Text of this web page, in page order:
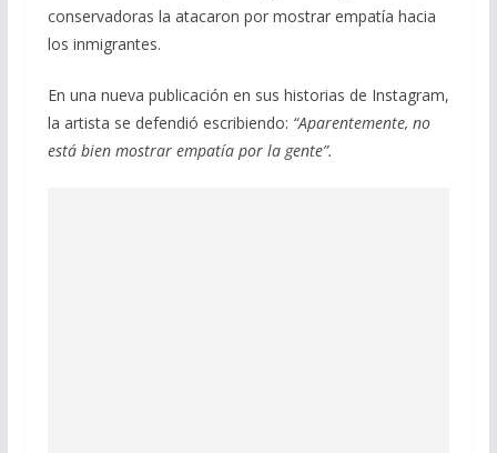
conservadoras la atacaron por mostrar empatía hacia
los inmigrantes.
En una nueva publicación en sus historias de Instagram,
la artista se defendió escribiendo: “Aparentemente, no
está bien mostrar empatía por la gente”.